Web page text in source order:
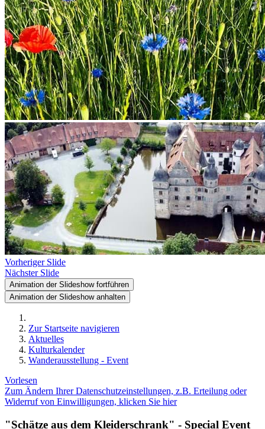
Vorheriger Slide
Nächster Slide
Animation der Slideshow fortführen
Animation der Slideshow anhalten
Zur Startseite navigieren
Aktuelles
Kulturkalender
Wanderausstellung - Event
Vorlesen
Zum Ändern Ihrer Datenschutzeinstellungen, z.B. Erteilung oder
Widerruf von Einwilligungen, klicken Sie hier
"Schätze aus dem Kleiderschrank" - Special Event